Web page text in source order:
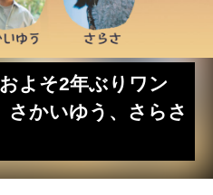
よそ2年ぶりワン
さかいゆう、さらさ